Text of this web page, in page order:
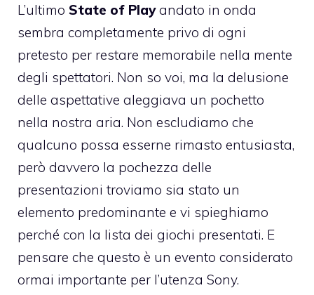
L’ultimo State of Playandato in onda
sembra completamente privo di ogni
pretesto per restare memorabile nella mente
degli spettatori. Non so voi, ma la delusione
delle aspettative aleggiava un pochetto
nella nostra aria. Non escludiamo che
qualcuno possa esserne rimasto entusiasta,
però davvero la pochezza delle
presentazioni troviamo sia stato un
elemento predominante e vi spieghiamo
perché con la lista dei giochi presentati. E
pensare che questo è un evento considerato
ormai importante per l’utenza Sony.